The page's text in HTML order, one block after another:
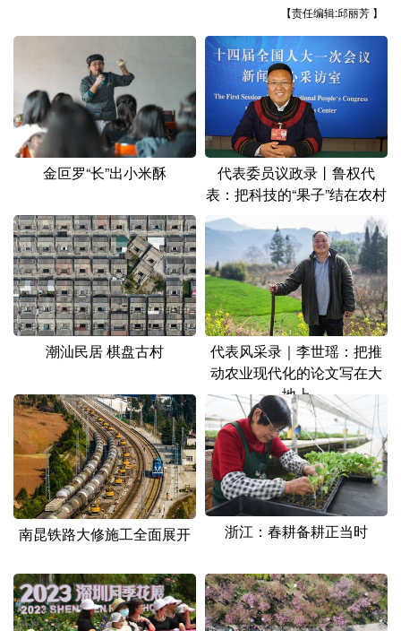
地方频道
河北 山西
辽宁 吉林 上海 江苏
安徽 福建 江西
山东 河南 湖北 湖南
广东 广西 海南
四川 贵州 云南 西藏
陕西 甘肃 青海 宁夏
新疆 内蒙古 黑龙江
多语种频道
English Español Français عربى
Русский язык 日本語 한국어
Deutsch Português
【责任编辑:邱丽芳 】
金叵罗“长”出小米酥
代表委员议政录丨鲁权代
表：把科技的“果子”结在农村
潮汕民居 棋盘古村
代表风采录｜李世瑶：把推
动农业现代化的论文写在大
地上
南昆铁路大修施工全面展开 浙江：春耕备耕正当时